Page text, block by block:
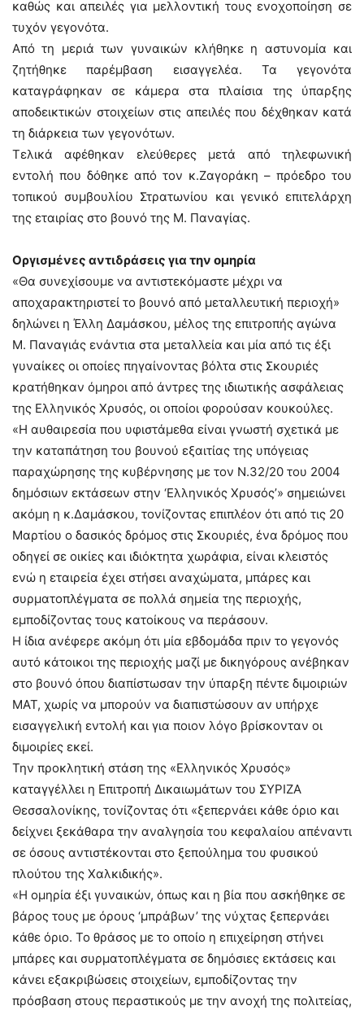
καθώς και απειλές για μελλοντική τους ενοχοποίηση σε
τυχόν γεγονότα.
Από τη μεριά των γυναικών κλήθηκε η αστυνομία και
ζητήθηκε παρέμβαση εισαγγελέα. Τα γεγονότα
καταγράφηκαν σε κάμερα στα πλαίσια της ύπαρξης
αποδεικτικών στοιχείων στις απειλές που δέχθηκαν κατά
τη διάρκεια των γεγονότων.
Τελικά αφέθηκαν ελεύθερες μετά από τηλεφωνική
εντολή που δόθηκε από τον κ.Ζαγοράκη – πρόεδρο του
τοπικού συμβουλίου Στρατωνίου και γενικό επιτελάρχη
της εταιρίας στο βουνό της M. Παναγίας.
Οργισμένες αντιδράσεις για την ομηρία
«Θα συνεχίσουμε να αντιστεκόμαστε μέχρι να
αποχαρακτηριστεί το βουνό από μεταλλευτική περιοχή»
δηλώνει η Έλλη Δαμάσκου, μέλος της επιτροπής αγώνα
Μ. Παναγιάς ενάντια στα μεταλλεία και μία από τις έξι
γυναίκες οι οποίες πηγαίνοντας βόλτα στις Σκουριές
κρατήθηκαν όμηροι από άντρες της ιδιωτικής ασφάλειας
της Ελληνικός Χρυσός, οι οποίοι φορούσαν κουκούλες.
«Η αυθαιρεσία που υφιστάμεθα είναι γνωστή σχετικά με
την καταπάτηση του βουνού εξαιτίας της υπόγειας
παραχώρησης της κυβέρνησης με τον Ν.32/20 του 2004
δημόσιων εκτάσεων στην ‘Ελληνικός Χρυσός’» σημειώνει
ακόμη η κ.Δαμάσκου, τονίζοντας επιπλέον ότι από τις 20
Μαρτίου ο δασικός δρόμος στις Σκουριές, ένα δρόμος που
οδηγεί σε οικίες και ιδιόκτητα χωράφια, είναι κλειστός
ενώ η εταιρεία έχει στήσει αναχώματα, μπάρες και
συρματοπλέγματα σε πολλά σημεία της περιοχής,
εμποδίζοντας τους κατοίκους να περάσουν.
Η ίδια ανέφερε ακόμη ότι μία εβδομάδα πριν το γεγονός
αυτό κάτοικοι της περιοχής μαζί με δικηγόρους ανέβηκαν
στο βουνό όπου διαπίστωσαν την ύπαρξη πέντε διμοιριών
ΜΑΤ, χωρίς να μπορούν να διαπιστώσουν αν υπήρχε
εισαγγελική εντολή και για ποιον λόγο βρίσκονταν οι
διμοιρίες εκεί.
Την προκλητική στάση της «Ελληνικός Χρυσός»
καταγγέλλει η Επιτροπή Δικαιωμάτων του ΣΥΡΙΖΑ
Θεσσαλονίκης, τονίζοντας ότι «ξεπερνάει κάθε όριο και
δείχνει ξεκάθαρα την αναλγησία του κεφαλαίου απέναντι
σε όσους αντιστέκονται στο ξεπούλημα του φυσικού
πλούτου της Χαλκιδικής».
«Η ομηρία έξι γυναικών, όπως και η βία που ασκήθηκε σε
βάρος τους με όρους ‘μπράβων’ της νύχτας ξεπερνάει
κάθε όριο. Το θράσος με το οποίο η επιχείρηση στήνει
μπάρες και συρματοπλέγματα σε δημόσιες εκτάσεις και
κάνει εξακριβώσεις στοιχείων, εμποδίζοντας την
πρόσβαση στους περαστικούς με την ανοχή της πολιτείας,